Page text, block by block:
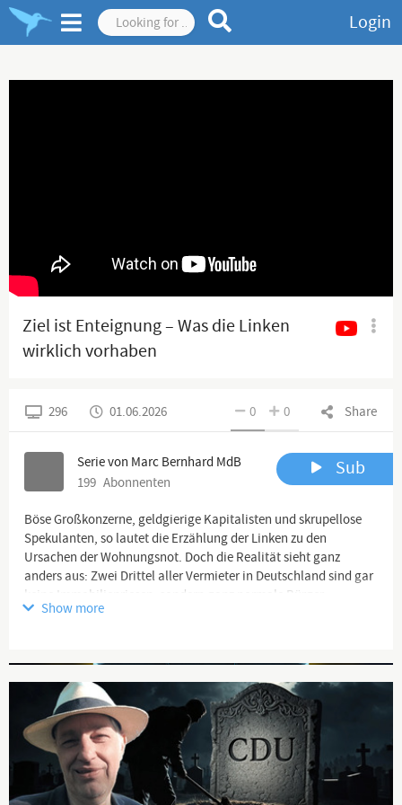
Login
Ziel ist Enteignung – Was die Linken
wirklich vorhaben
Share
0 0
296 01.06.2026
Serie von Marc Bernhard MdB
199 Abonnenten
Sub
Böse Großkonzerne, geldgierige Kapitalisten und skrupellose
Spekulanten, so lautet die Erzählung der Linken zu den
Ursachen der Wohnungsnot. Doch die Realität sieht ganz
anders aus: Zwei Drittel aller Vermieter in Deutschland sind gar
keine Immobilienriesen, sondern ganz normale Bürger.
wahren Verursacher der Wohnungskrise hingegen sind CDU,
SPD, Grüne und eben auch die Linke selbst. Denn es waren
genau diese Altparteien, die durch immer extremere
Klimaauflagen, Dämmvorschriften und ihre ideologische
„Energiewende“ das Bauen in Deutschland massiv verteuert
haben. Zusätzlich haben sie die Wohnungsknappheit angeheizt
durch die ungebremste illegale Massenzuwanderung der letzten
Show more